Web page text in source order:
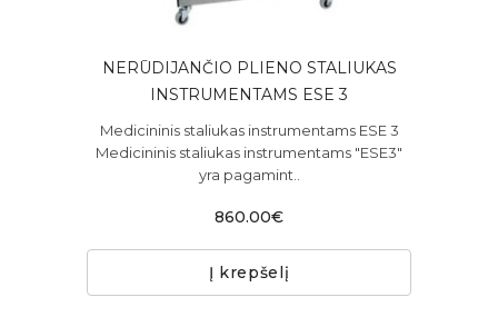
NERŪDIJANČIO PLIENO STALIUKAS
INSTRUMENTAMS ESE 3
Medicininis staliukas instrumentams ESE 3
Medicininis staliukas instrumentams "ESE3"
yra pagamint..
860.00€
Į krepšelį